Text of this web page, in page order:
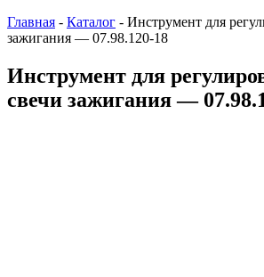
Главная - Каталог - Инструмент для
зажигания — 07.98.120-18
Инструмент для
свечи зажигания —